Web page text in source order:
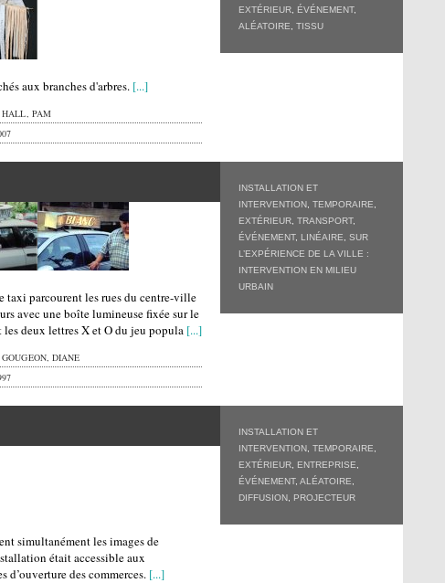
EXTÉRIEUR
ÉVÉNEMENT,
ALÉATOIRE
TISSU
aux branches d'arbres. [...]
HALL, PAM
INSTALLATION ET
INTERVENTION TEMPORAIRE
EXTÉRIEUR TRANSPORT,
ÉVÉNEMENT, LINÉAIRE
SUR
L’EXPÉRIENCE DE LA VILLE :
INTERVENTION EN MILIEU
URBAIN
taxi parcourent les rues du centre-ville
avec une boîte lumineuse fixée sur le
deux lettres X et O du jeu popula [...]
GOUGEON, DIANE
INSTALLATION ET
INTERVENTION TEMPORAIRE
EXTÉRIEUR
ENTREPRISE
ÉVÉNEMENT, ALÉATOIRE
DIFFUSION
PROJECTEUR
simultanément les images de
était accessible aux
d’ouverture des commerces. [...]